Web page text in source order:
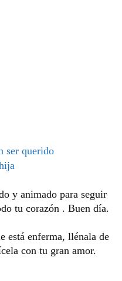
ser querido
y animado para seguir
tu corazón . Buen día.
está enferma, llénala de
con tu gran amor.